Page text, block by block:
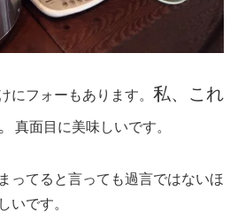
にフォーもあります。 私、これ
真面目に美味しいです。
ってると言っても過言ではないほ
いです。